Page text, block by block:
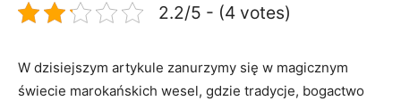
2.2/5 - (4 votes)
W dzisiejszym artykule zanurzymy ⁤się w ⁢magicznym⁤
świecie ‍marokańskich wesel, gdzie tradycje,⁣ bogactwo